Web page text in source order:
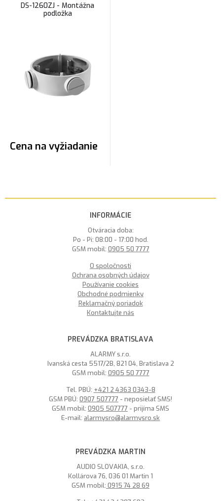
DS-1260ZJ - Montážna
podložka
Cena na vyžiadanie
INFORMÁCIE
Otváracia doba:
Po - Pi: 08:00 - 17:00 hod.
GSM mobil: 0905 50 7777
O spoločnosti
Ochrana osobných údajov
Používanie cookies
Obchodné podmienky
Reklamačný poriadok
Kontaktujte nás
PREVÁDZKA BRATISLAVA
ALARMY s.r.o.
Ivanská cesta 5517/2B, 821 04, Bratislava 2
GSM mobil: 0905 50 7777
Tel. PBÚ: +421 2 4363 0343-8
GSM PBÚ: 0907 507777 - neposielať SMS!
GSM mobil: 0905 507777 - prijíma SMS
E-mail: alarmysro@alarmysro.sk
PREVÁDZKA MARTIN
AUDIO SLOVAKIA, s.r.o.
Kollárova 76, 036 01 Martin 1
GSM mobil: 0915 74 28 69